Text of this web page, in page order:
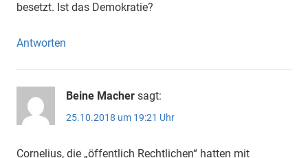
besetzt. Ist das Demokratie?
Antworten
Beine Macher sagt:
25.10.2018 um 19:21 Uhr
Cornelius, die „öffentlich Rechtlichen“ hatten mit